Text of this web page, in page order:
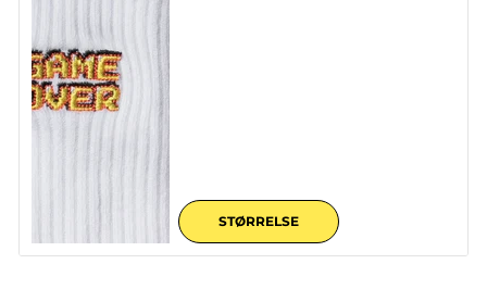
STØRRELSE